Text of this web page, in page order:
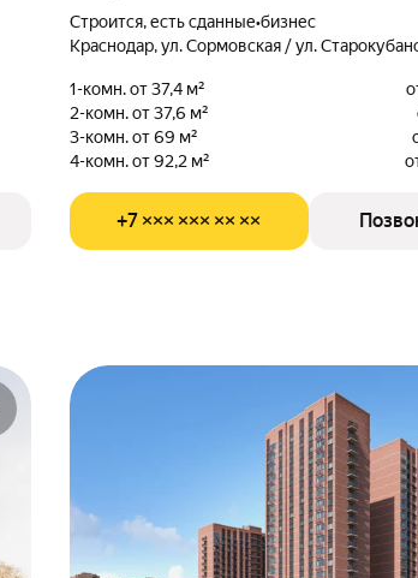
Строится, есть сданные•бизнес
Краснодар, ул. Сормовская / ул.
1-комн. от 37,4 м²
2-комн. от 37,6 м²
3-комн. от 69 м²
4-комн. от 92,2 м²
+7 ××× ××× ×× ××